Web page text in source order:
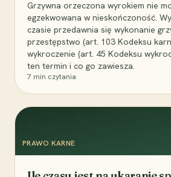
Grzywna orzeczona wyrokiem nie
egzekwowana w nieskończoność.
czasie przedawnia się wykonanie
przestępstwo (art. 103 Kodeksu
wykroczenie (art. 45 Kodeksu
ten termin i co go zawiesza.
7 min czytania
PRAWO KARNE